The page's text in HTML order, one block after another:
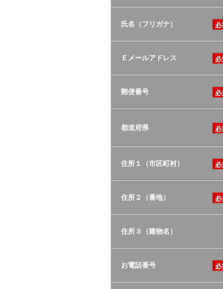
氏名（フリガナ）
Ｅメールアドレス
郵便番号
都道府県
住所１（市区町村）
住所２（番地）
住所３（建物名）
お電話番号